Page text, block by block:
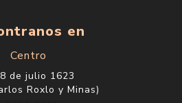
en
Centro
de julio 1623
Roxlo y Minas)